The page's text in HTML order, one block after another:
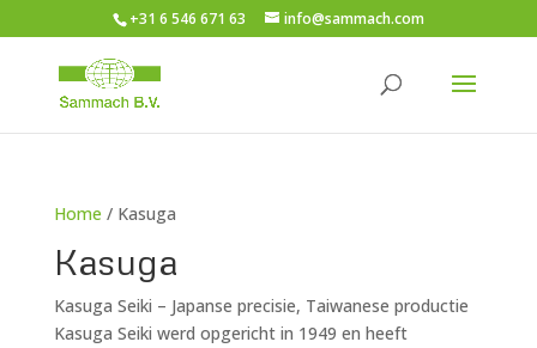
+31 6 546 671 63 info@sammach.com
Home / Kasuga
Kasuga
Kasuga Seiki – Japanse precisie, Taiwanese productie
Kasuga Seiki werd opgericht in 1949 en heeft